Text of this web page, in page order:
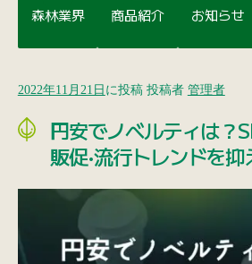
森林業界 商品紹介 お知らせ
2022年11月21日 に投稿 投稿者 管理者
円安でノベルティは？
販促•流行トレンドを抑